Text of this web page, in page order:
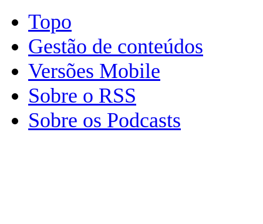
Topo
Gestão de conteúdos
Versões Mobile
Sobre o RSS
Sobre os Podcasts